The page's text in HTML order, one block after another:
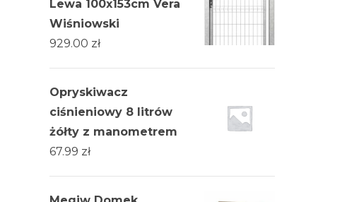
Lewa 100x153cm Vera
Wiśniowski
929.00 zł
Opryskiwacz
ciśnieniowy 8 litrów
żółty z manometrem
67.99 zł